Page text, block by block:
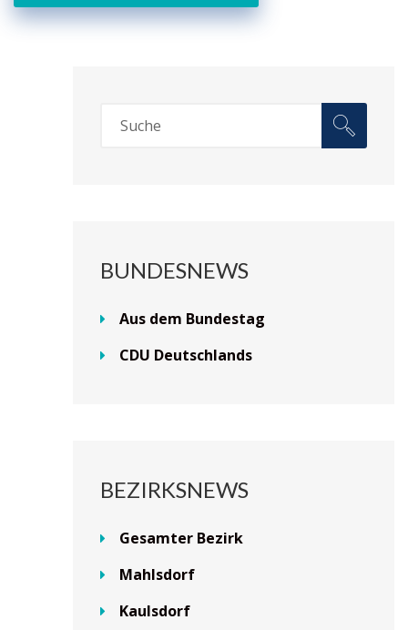
BUNDESNEWS
Aus dem Bundestag
CDU Deutschlands
BEZIRKSNEWS
Gesamter Bezirk
Mahlsdorf
Kaulsdorf